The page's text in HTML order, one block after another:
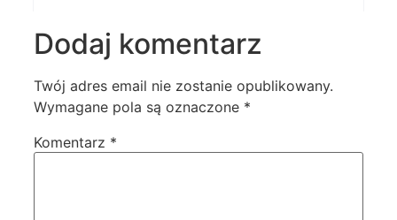
Dodaj komentarz
Twój adres email nie zostanie opublikowany.
Wymagane pola są oznaczone *
Komentarz *